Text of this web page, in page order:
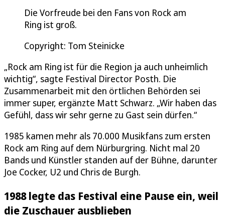
Die Vorfreude bei den Fans von Rock am
Ring ist groß.
Copyright: Tom Steinicke
„Rock am Ring ist für die Region ja auch unheimlich
wichtig“, sagte Festival Director Posth. Die
Zusammenarbeit mit den örtlichen Behörden sei
immer super, ergänzte Matt Schwarz. „Wir haben das
Gefühl, dass wir sehr gerne zu Gast sein dürfen.“
1985 kamen mehr als 70.000 Musikfans zum ersten
Rock am Ring auf dem Nürburgring. Nicht mal 20
Bands und Künstler standen auf der Bühne, darunter
Joe Cocker, U2 und Chris de Burgh.
1988 legte das Festival eine Pause ein, weil
die Zuschauer ausblieben